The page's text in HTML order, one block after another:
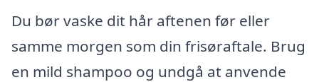
Du bør vaske dit hår aftenen før eller
samme morgen som din frisøraftale. Brug
en mild shampoo og undgå at anvende